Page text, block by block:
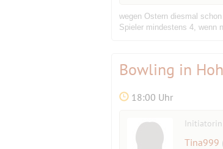
wegen Ostern diesmal
Spieler mindestens 4, wenn
Bowling in
18:00 Uhr
Initiatorin
Tina999